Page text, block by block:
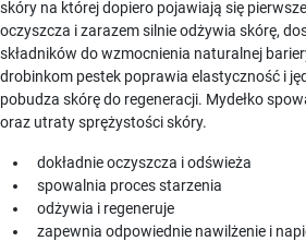
skóry na której dopiero pojawiają się
oczyszcza i zarazem silnie odżywia skórę,
składników do wzmocnienia naturalnej
drobinkom pestek poprawia elastyczność i
pobudza skórę do regeneracji. Mydełko
oraz utraty sprężystości skóry.
dokładnie oczyszcza i odświeża
spowalnia proces starzenia
odżywia i regeneruje
zapewnia odpowiednie nawilżenie i